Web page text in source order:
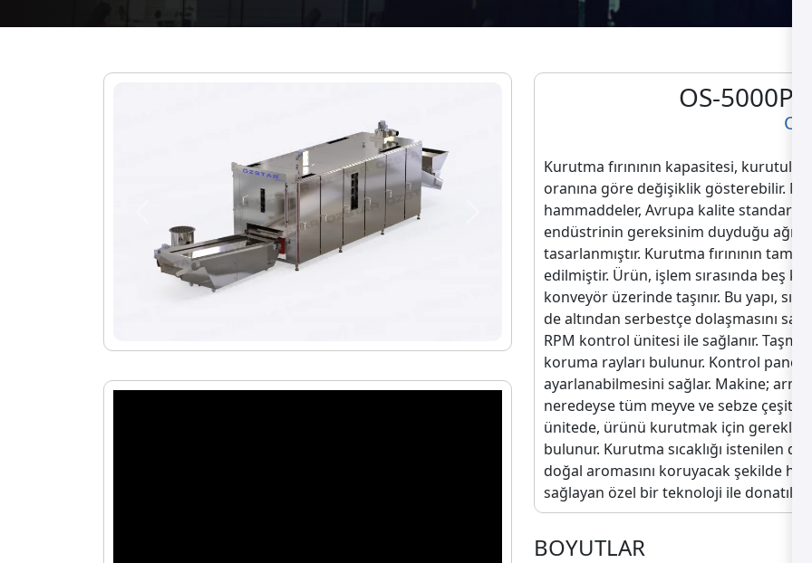
Previous
OS-5000P
Kurutma fırınının kapasitesi,
oranına göre değişiklik gösterebilir.
hammaddeler, Avrupa kalite
endüstrinin gereksinim duyduğu ağır
tasarlanmıştır. Kurutma fırınının
edilmiştir. Ürün, işlem sırasında beş
konveyör üzerinde taşınır. Bu yapı,
de altından serbestçe dolaşmasını
RPM kontrol ünitesi ile sağlanır.
koruma rayları bulunur. Kontrol paneli,
ayarlanabilmesini sağlar. Makine;
neredeyse tüm meyve ve sebze
ünitede, ürünü kurutmak için gerekli
bulunur. Kurutma sıcaklığı istenilen
doğal aromasını koruyacak şekilde
sağlayan özel bir teknoloji ile
BOYUTLAR